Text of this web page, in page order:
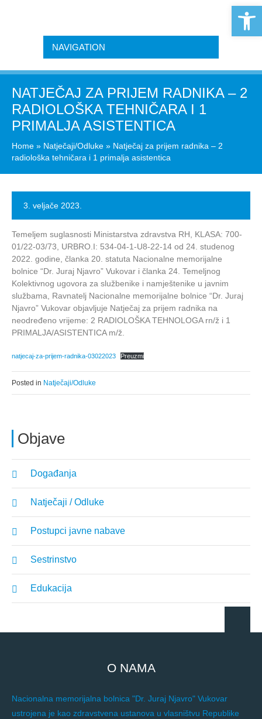
NAVIGATION
NATJEČAJ ZA PRIJEM RADNIKA – 2
RADIOLOŠKA TEHNIČARA I 1
PRIMALJA ASISTENTICA
Home » Natječaji/Odluke » Natječaj za prijem radnika – 2
radiološka tehničara i 1 primalja asistentica
Objave
Događanja
Natječaji / Odluke
Postupci javne nabave
Sestrinstvo
Edukacija
3. veljače 2023.
Temeljem suglasnosti Ministarstva zdravstva RH, KLASA: 700-
01/22-03/73, URBRO.I: 534-04-1-U8-22-14 od 24. studenog
2022. godine, članka 20. statuta Nacionalne memorijalne
bolnice “Dr. Juraj Njavro” Vukovar i članka 24. Temeljnog
Kolektivnog ugovora za službenike i namještenike u javnim
službama, Ravnatelj Nacionalne memorijalne bolnice “Dr. Juraj
Njavro” Vukovar objavljuje Natječaj za prijem radnika na
neodređeno vrijeme: 2 RADIOLOŠKA TEHNOLOGA rn/ž i 1
PRIMALJA/ASISTENTICA m/ž.
natjecaj-za-prijem-radnika-03022023 Preuzmi
Posted in Natječaji/Odluke
O NAMA
Nacionalna memorijalna bolnica "Dr. Juraj Njavro" Vukovar
ustrojena je kao zdravstvena ustanova u vlasništvu Republike